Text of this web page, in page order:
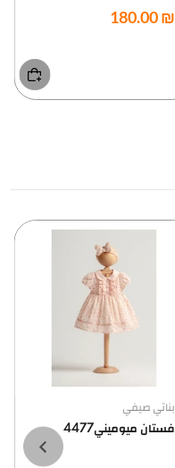
₪ 180.00
بناتي صيفي
فستان ميوميني4477